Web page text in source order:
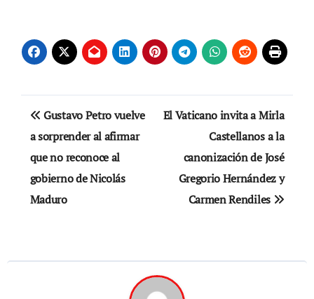
Navegación
de
entradas
Gustavo Petro vuelve
a sorprender al afirmar
que no reconoce al
gobierno de Nicolás
Maduro
El Vaticano invita a Mirla
Castellanos a la
canonización de José
Gregorio Hernández y
Carmen Rendiles